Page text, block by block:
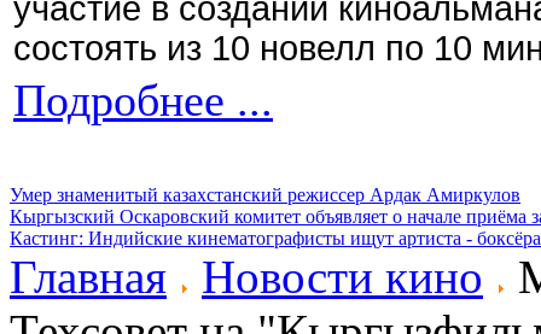
участие в создании
состоять из 10 новелл по 10
Подробнее ...
Умер знаменитый казахстанский режиссер Ардак Амиркулов
Кыргызский Оскаровский комитет объявляет о начале приёма
Кастинг: Индийские кинематографисты ищут артиста -
Главная Новости кино